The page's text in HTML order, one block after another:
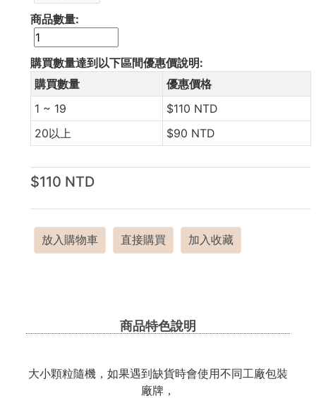
商品數量:
購買數量達到以下區間優惠價說明:
購買數量
優惠價格
1 ~ 19
$110 NTD
20以上
$90 NTD
$110 NTD
放入購物車 直接購買 加入收藏
商品特色說明
大小顆粒隨機，如果遇到缺貨時會使用不同工廠包裝
廠牌，